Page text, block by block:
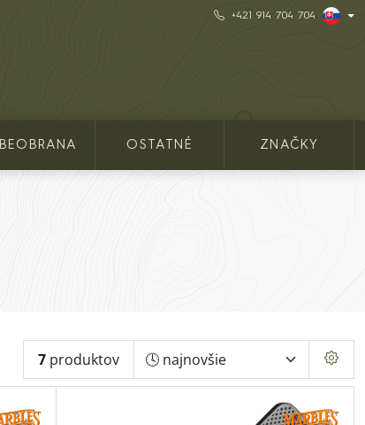
+421 914 704 704
OSTATNÉ ZNAČKY
7 produktov